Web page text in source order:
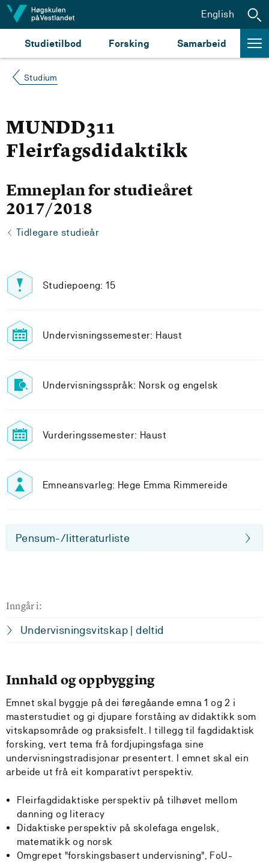
Hopp til innhald
Studietilbod Forsking Samarbeid
English
Studium
MUNDD311
Fleirfagsdidaktikk
Emneplan for studieåret
2017/2018
Tidlegare studieår
Studiepoeng: 15
Undervisningssemester: Haust
Undervisningsspråk: Norsk og engelsk
Vurderingssemester: Haust
Emneansvarleg: Hege Emma Rimmereide
Pensum-/litteraturliste
Inngår i:
Undervisningsvitskap | deltid
Innhald og oppbygging
Emnet skal byggje på dei føregåande emna 1 og 2 i
masterstudiet og gi djupare forståing av didaktikk som
vitskapsområde og praksisfelt. I tillegg til fagdidaktisk
forsking, vert tema frå fordjupingsfaga sine
undervisningstradisjonar presentert. I emnet skal ein
arbeide ut frå eit komparativt perspektiv.
Fleirfagdidaktiske perspektiv på tilhøvet mellom
danning og literacy
Didaktiske perspektiv på skolefaga engelsk,
matematikk og norsk
Omgrepet "forskingsbasert undervisning", FoU-